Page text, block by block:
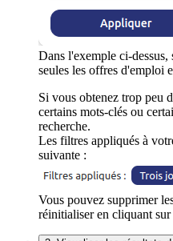
Dans l'exemple ci-
seules les offres d'emploi
Si vous obtenez trop peu
certains mots-clés ou
recherche.
Les filtres appliqués à
suivante :
Vous pouvez supprimer
réinitialiser en cliquant